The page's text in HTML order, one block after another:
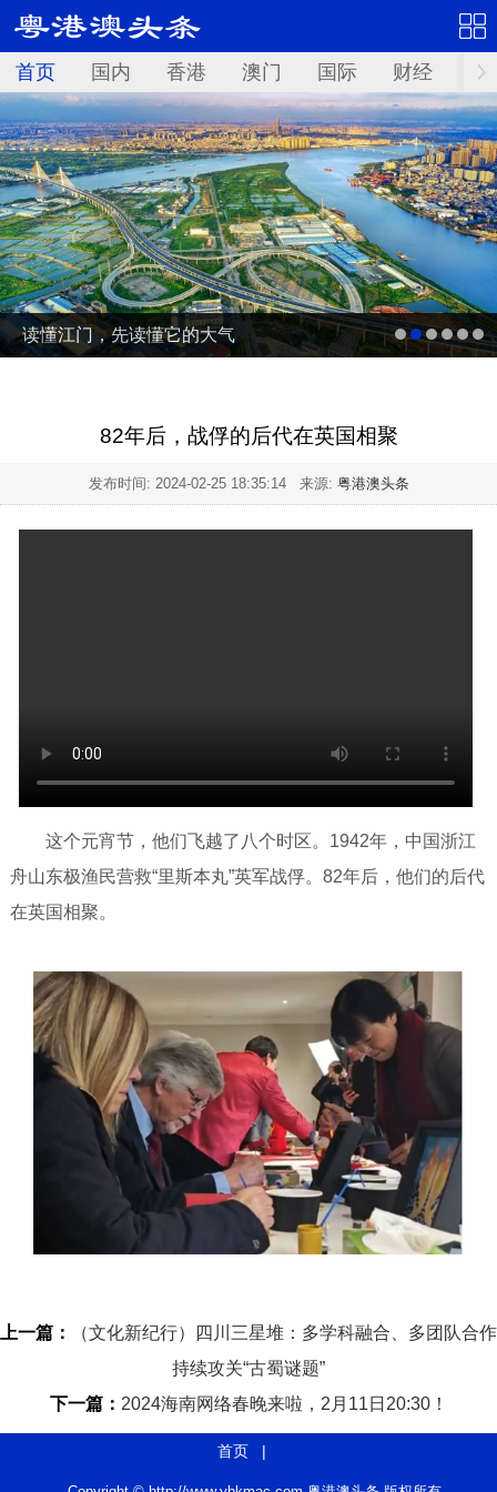
首页 国内 香港 澳门 国际 财经 资
读懂江门，先读懂它的大气
82年后，战俘的后代在英国相聚
发布时间: 2024-02-25 18:35:14来源: 粤港澳头条
这个元宵节，他们飞越了八个时区。1942年，中国浙江
舟山东极渔民营救“里斯本丸”英军战俘。82年后，他们的后代
在英国相聚。
上一篇：
（文化新纪行）四川三星堆：多学科融合、多团队合作
持续攻关“古蜀谜题”
下一篇： 2024海南网络春晚来啦，2月11日20:30！
首页 |